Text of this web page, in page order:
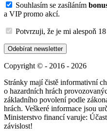
Souhlasím se zasíláním
a VIP promo akcí.
Potvrzuji, že je mi alespoň
Odebírat newsletter
Copyright © - 2016 - 2026
Stránky mají čistě informativní
o hazardních hrách
základního povolení podle
hrách. Veškeré informace jsou
Ministerstvo financí varuje:
závislost!